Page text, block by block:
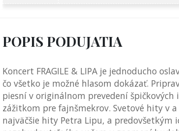
POPIS PODUJATIA
Koncert FRAGILE & LIPA je jednoducho
čo všetko je možné hlasom dokázať.
piesní v originálnom prevedení
zážitkom pre fajnšmekrov. Svetové hity v
najväčšie hity Petra Lipu, a predovšetkým